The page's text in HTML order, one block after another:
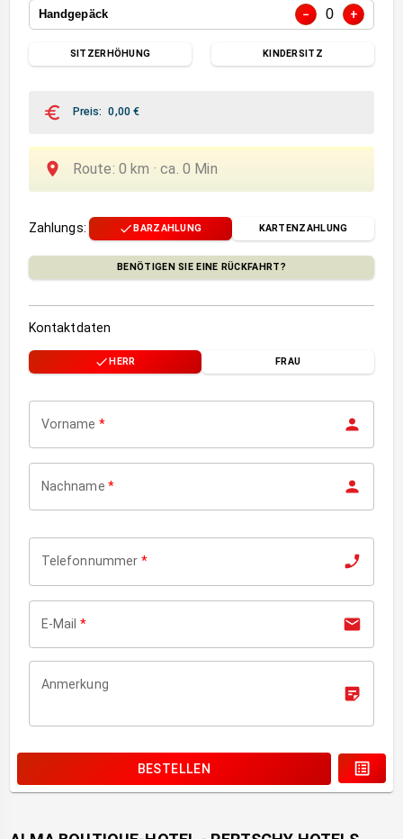
Handgepäck − 0 +
SITZERHÖHUNG KINDERSITZ
Preis: 0,00€
Route: 0 km ·ca. 0 Min
Zahlungs: BARZAHLUNG KARTENZAHLUNG
BENÖTIGEN SIE EINE RÜCKFAHRT?
Kontaktdaten
HERR FRAU
Vorname *
Nachname *
Telefonnummer *
E-Mail *
Anmerkung
BESTELLEN